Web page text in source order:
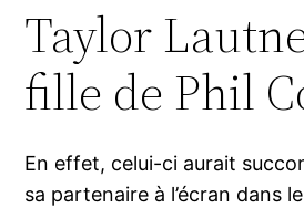
Taylor
fille de Phil
En effet, celui-ci aurait
sa partenaire à l’écran dans